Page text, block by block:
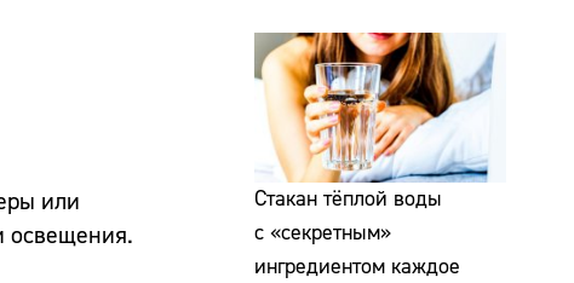
или
освещения.
Стакан тёплой воды
с «секретным»
ингредиентом каждое